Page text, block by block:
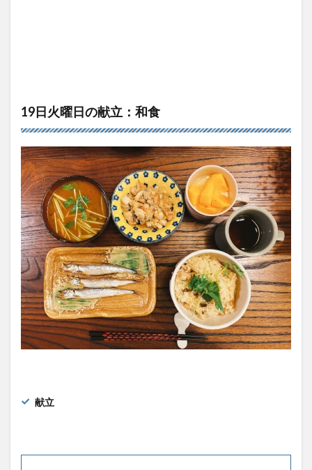
19日火曜日の献立：和食
献立